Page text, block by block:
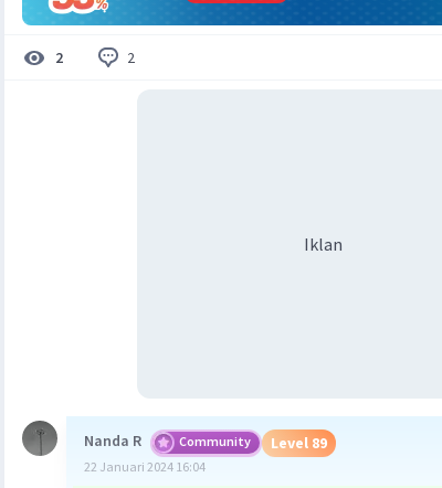
2 2
Iklan
Nanda R Community Level 89
22 Januari 2024 16:04